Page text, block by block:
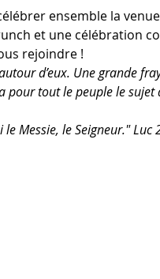
ensemble la
et une célébration
rejoindre !
d’eux. Une grande
pour tout le peuple le sujet
Messie, le Seigneur." Luc